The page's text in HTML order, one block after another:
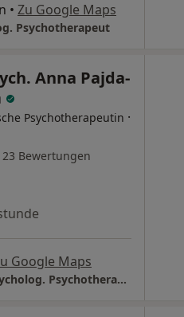
• Zu Google Maps
Psychotherapeut
Anna Pajda-
Psychotherapeutin ·
23 Bewertungen
Google Maps
Praxis Anna Pajda-Zawada Psycholog. Psychotherapeutin